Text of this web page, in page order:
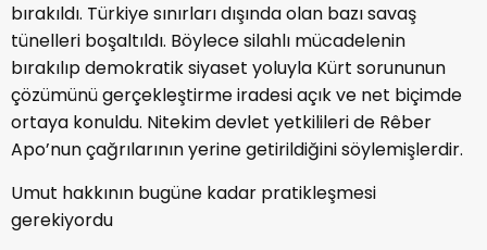
bırakıldı. Türkiye sınırları dışında olan bazı savaş
tünelleri boşaltıldı. Böylece silahlı mücadelenin
bırakılıp demokratik siyaset yoluyla Kürt sorununun
çözümünü gerçekleştirme iradesi açık ve net biçimde
ortaya konuldu. Nitekim devlet yetkilileri de Rêber
Apo’nun çağrılarının yerine getirildiğini söylemişlerdir.
Umut hakkının bugüne kadar pratikleşmesi
gerekiyordu